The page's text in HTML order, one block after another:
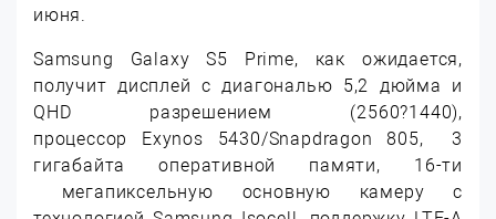
июня.
Samsung Galaxy S5 Prime, как ожидается,
получит дисплей с диагональю 5,2 дюйма и
QHD разрешением (2560?1440),
процессор Exynos 5430/Snapdragon 805, 3
гигабайта оперативной памяти, 16-ти
мегапиксельную основную камеру с